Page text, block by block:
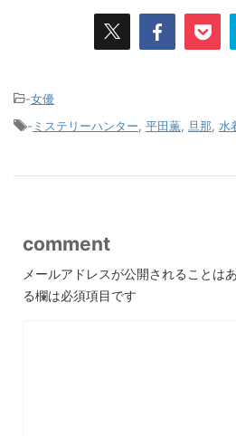
-女優
- ミステリーハンター, 平田薫, 旦那, 水
comment
メールアドレスが公開されることはあ
る欄は必須項目です